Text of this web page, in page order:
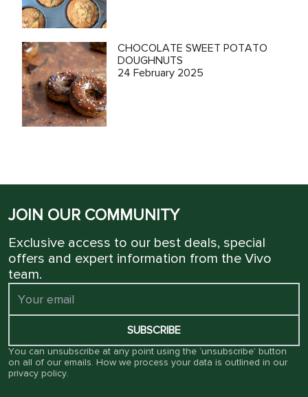
CHOCOLATE SWEET POTATO
DOUGHNUTS
24 February 2025
JOIN OUR COMMUNITY
Exclusive access to our best deals, special
offers and expert information from the Vivo
team.
SUBSCRIBE
You can unsubscribe at any point using the ‘unsubscribe’ button
on all of our emails. How we process your data is outlined in our
privacy policy.